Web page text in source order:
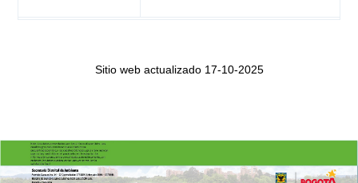
Sitio web actualizado 17-10-2025